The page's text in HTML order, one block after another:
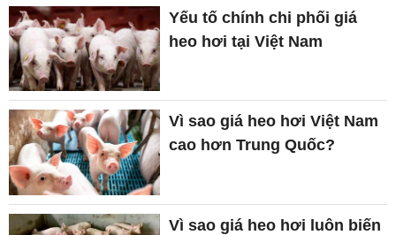
Yếu tố chính chi phối giá
heo hơi tại Việt Nam
Vì sao giá heo hơi Việt Nam
cao hơn Trung Quốc?
Vì sao giá heo hơi luôn biến